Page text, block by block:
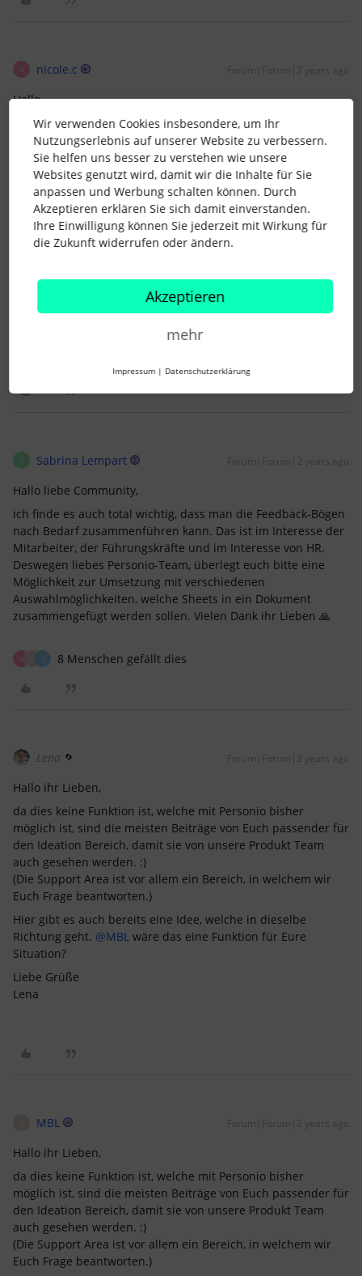
N nicole.c Forum|Forum|2 years ago
Hallo,
gerade bei mehr als einen Peer-Feedback ist das
Zusammenführen wichtig. Damit ich auf einem Blick sehe, die
Durchschnittsnote bei Frage A ist 3,5. Einmal gab es die Note
6 und 4 Mal 3 - oder so ;) Einfach eine Zusammenfassung der
Ergebnisse ohne alle Bögen durchlesen zu müssen. Am
Besten im Vergleich zur Selbstreflektion - wenn es die
gleichen Fragen sind.
Nicole
Sabrina Lempart Forum|Forum|2 years ago
Hallo liebe Community,
ich finde es auch total wichtig, dass man die Feedback-Bögen
nach Bedarf zusammenführen kann. Das ist im Interesse der
Mitarbeiter, der Führungskräfte und im Interesse von HR.
Deswegen liebes Personio-Team, überlegt euch bitte eine
Möglichkeit zur Umsetzung mit verschiedenen
Auswahlmöglichkeiten, welche Sheets in ein Dokument
zusammengefügt werden sollen. Vielen Dank ihr Lieben 🙏
N 8 Menschen gefällt dies
Lena Forum|Forum|2 years ago
Hallo ihr Lieben,
da dies keine Funktion ist, welche mit Personio bisher
möglich ist, sind die meisten Beiträge von Euch passender für
den Ideation Bereich, damit sie von unsere Produkt Team
auch gesehen werden. :)
(Die Support Area ist vor allem ein Bereich, in welchem wir
Euch Frage beantworten.)
Hier gibt es auch bereits eine Idee, welche in dieselbe
Richtung geht. @MBL wäre das eine Funktion für Eure
Situation?
Liebe Grüße
Lena
MBL Forum|Forum|2 years ago
Hallo ihr Lieben,
da dies keine Funktion ist, welche mit Personio bisher
möglich ist, sind die meisten Beiträge von Euch passender für
den Ideation Bereich, damit sie von unsere Produkt Team
auch gesehen werden. :)
(Die Support Area ist vor allem ein Bereich, in welchem wir
Euch Frage beantworten.)
Wir verwenden Cookies insbesondere, um Ihr
Nutzungserlebnis auf unserer Website zu verbessern.
Sie helfen uns besser zu verstehen wie unsere
Websites genutzt wird, damit wir die Inhalte für Sie
anpassen und Werbung schalten können. Durch
Akzeptieren erklären Sie sich damit einverstanden.
Ihre Einwilligung können Sie jederzeit mit Wirkung für
die Zukunft widerrufen oder ändern.
Akzeptieren
mehr
Impressum | Datenschutzerklärung